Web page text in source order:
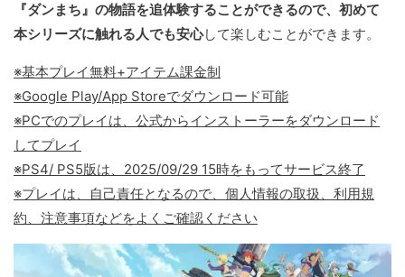
『ダンまち』の物語を追体験することができるので、初めて
本シリーズに触れる人でも安心して楽しむことができます。
※基本プレイ無料+アイテム課金制
※Google Play/App Storeでダウンロード可能
※PCでのプレイは、公式からインストーラーをダウンロード
してプレイ
※PS4/ PS5版は、2025/09/29 15時をもってサービス終了
※プレイは、自己責任となるので、個人情報の取扱、利用規
約、注意事項などをよくご確認ください